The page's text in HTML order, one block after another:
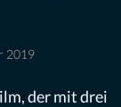
2019
der mit drei